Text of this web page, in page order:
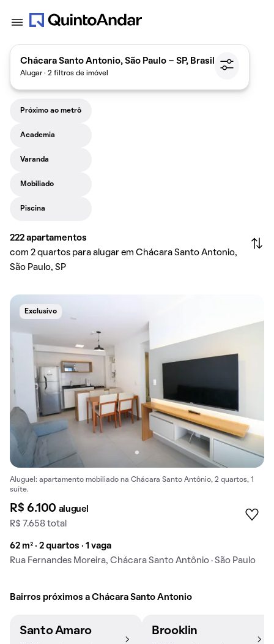
Chácara Santo Antonio, São Paulo - SP, Brasil
Alugar · 2 filtros de imóvel
Próximo ao metrô
Academia
Varanda
Mobiliado
Piscina
222 apartamentos
com 2 quartos para alugar em Chácara Santo Antonio,
São Paulo, SP
Exclusivo
Aluguel: apartamento mobiliado na Chácara Santo Antônio, 2 quartos, 1
suíte.
R$ 6.100 aluguel
R$ 7.658 total
62 m² · 2 quartos · 1 vaga
Rua Fernandes Moreira, Chácara Santo Antônio · São Paulo
Bairros próximos a Chácara Santo Antonio
Santo Amaro Brooklin